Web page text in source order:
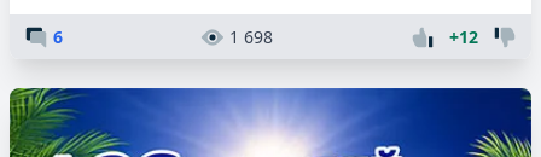
6 1 698 +12